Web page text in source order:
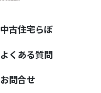
中古住宅らぼ
よくある質問
お問合せ